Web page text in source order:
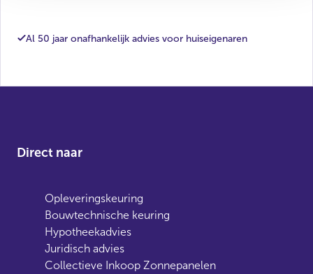
Al 50 jaar onafhankelijk advies voor huiseigenaren
Direct naar
Opleveringskeuring
Bouwtechnische keuring
Hypotheekadvies
Juridisch advies
Collectieve Inkoop Zonnepanelen